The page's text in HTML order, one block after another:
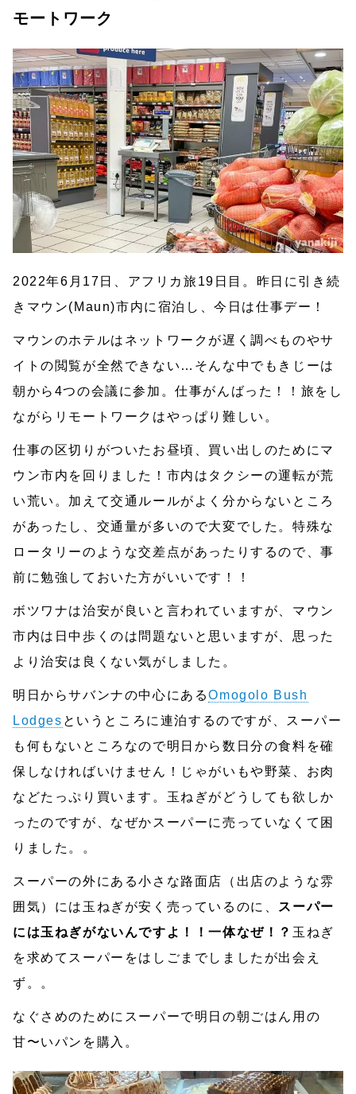
モートワーク
2022年6月17日、アフリカ旅19日目。昨日に引き続
きマウン(Maun)市内に宿泊し、今日は仕事デー！
マウンのホテルはネットワークが遅く調べものやサ
イトの閲覧が全然できない…そんな中でもきじーは
朝から4つの会議に参加。仕事がんばった！！旅をし
ながらリモートワークはやっぱり難しい。
仕事の区切りがついたお昼頃、買い出しのためにマ
ウン市内を回りました！市内はタクシーの運転が荒
い荒い。加えて交通ルールがよく分からないところ
があったし、交通量が多いので大変でした。特殊な
ロータリーのような交差点があったりするので、事
前に勉強しておいた方がいいです！！
ボツワナは治安が良いと言われていますが、マウン
市内は日中歩くのは問題ないと思いますが、思った
より治安は良くない気がしました。
明日からサバンナの中心にあるOmogolo Bush
Lodges というところに連泊するのですが、スーパー
も何もないところなので明日から数日分の食料を確
保しなければいけません！じゃがいもや野菜、お肉
などたっぷり買います。玉ねぎがどうしても欲しか
ったのですが、なぜかスーパーに売っていなくて困
りました。。
スーパーの外にある小さな路面店（出店のような雰
囲気）には玉ねぎが安く売っているのに、 スーパー
には玉ねぎがないんですよ！！一体なぜ！？ 玉ねぎ
を求めてスーパーをはしごまでしましたが出会え
ず。。
なぐさめのためにスーパーで明日の朝ごはん用の
甘〜いパンを購入。